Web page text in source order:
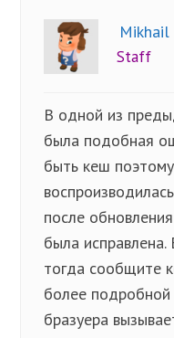
Mikhail
Staff
В одной из
была подобная
быть кеш
после
была исправлена.
тогда сообщите
более
бразуера